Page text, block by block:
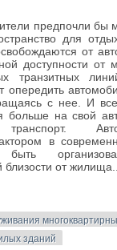
предпочли бы
для
от
доступности от
транзитных
опередить
с нее. И
больше на свой
транспорт.
в
от
зданий